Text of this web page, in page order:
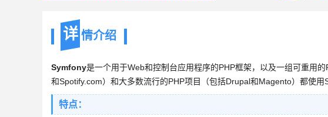
详 情介绍
Symfony是一个用于Web和控制台应用程序的PHP框架，以及一组可重用
和Spotify.com）和大多数流行的PHP项目（包括Drupal和Magento）都使用
特点：